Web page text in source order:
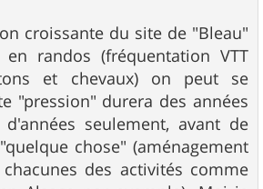
croissante du site de "Bleau"
randos (fréquentation VTT
et chevaux) on peut se
"pression" durera des années
seulement, avant de
chose" (aménagement
des activités comme